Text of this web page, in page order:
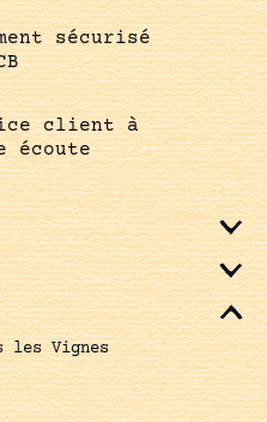
sécurisé
client à
écoute
les Vignes